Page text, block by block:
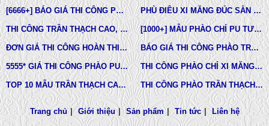
[6666+] BÁO GIÁ THI CÔNG PHÀO CHỈ NHỰA PU MỚI NHẤT PHÙ ĐIÊU XI MĂNG ĐÚC SẴN NHÀ PHỐ BIỆT THỰ TẠI LONG AN VÀ TÂY NINH
THI CÔNG TRẦN THẠCH CAO, PHÀO CHỈ, PHÙ ĐIÊU TẠI TPHCM [1000+] MẪU PHÀO CHỈ PU TƯỜNG NHÀ ĐẸP, NẸP CHỈ THẠCH CAO ỐP TƯỜNG
ĐƠN GIÁ THI CÔNG HOÀN THIỆN TRẦN THẠCH CAO TẠI TPHCM BÁO GIÁ THI CÔNG PHÀO TRẦN THẠCH CAO MỚI NHẤT
5555* GIÁ THI CÔNG PHÀO PU TƯỜNG NHÀ MỚI NHẤT THI CÔNG PHÀO CHỈ XI MĂNG NHÀ PHỐ, BIỆT THƯ, LÂU ĐÀI DINH THỰ
TOP 10 MẪU TRẦN THẠCH CAO CHUNG CƯ ĐẸP NHẤT THI CÔNG PHÀO TRẦN THẠCH CAO VĨNH TƯỜNG GIÁ RẺ
Trang chủ | Giới thiệu | Sản phẩm | Tin tức | Liên hệ